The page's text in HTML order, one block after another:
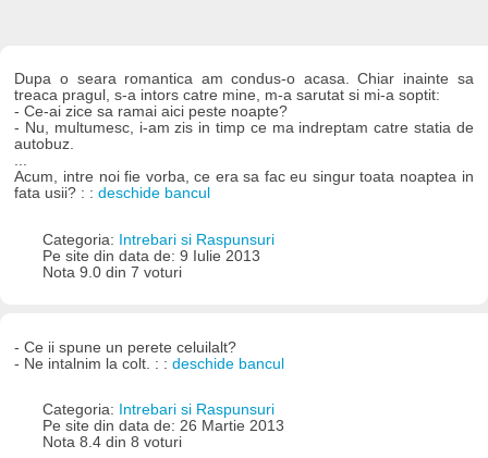
Dupa o seara romantica am condus-o acasa. Chiar inainte sa
treaca pragul, s-a intors catre mine, m-a sarutat si mi-a soptit:
- Ce-ai zice sa ramai aici peste noapte?
- Nu, multumesc, i-am zis in timp ce ma indreptam catre statia de
autobuz.
...
Acum, intre noi fie vorba, ce era sa fac eu singur toata noaptea in
fata usii? : :deschide bancul
Categoria: Intrebari si Raspunsuri
Pe site din data de: 9 Iulie 2013
Nota 9.0 din 7 voturi
- Ce ii spune un perete celuilalt?
- Ne intalnim la colt. : :deschide bancul
Categoria:
Intrebari si Raspunsuri
Pe site din data de: 26 Martie 2013
Nota 8.4 din 8 voturi